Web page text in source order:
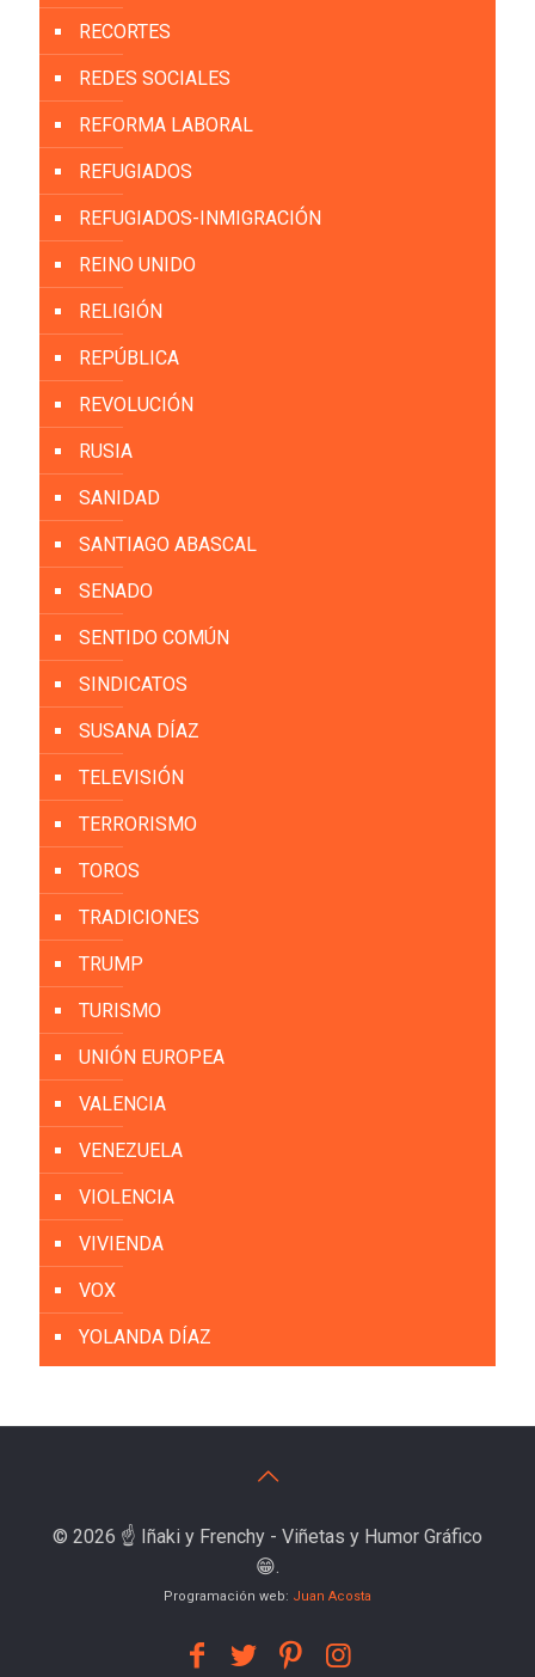
RECORTES
REDES SOCIALES
REFORMA LABORAL
REFUGIADOS
REFUGIADOS-INMIGRACIÓN
REINO UNIDO
RELIGIÓN
REPÚBLICA
REVOLUCIÓN
RUSIA
SANIDAD
SANTIAGO ABASCAL
SENADO
SENTIDO COMÚN
SINDICATOS
SUSANA DÍAZ
TELEVISIÓN
TERRORISMO
TOROS
TRADICIONES
TRUMP
TURISMO
UNIÓN EUROPEA
VALENCIA
VENEZUELA
VIOLENCIA
VIVIENDA
VOX
YOLANDA DÍAZ
© 2026 ☝️ Iñaki y Frenchy - Viñetas y Humor Gráfico
😁.
Programación web: Juan Acosta